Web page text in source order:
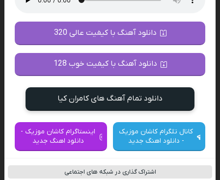
دانلود آهنگ با کیفیت عالی 320
دانلود آهنگ با کیفیت خوب 128
دانلود تمام آهنگ های کامران کیا
کانال تلگرام کاشان موزیک
- دانلود اهنگ جدید
اینستاگرام کاشان موزیک -
دانلود اهنگ جدید
اشتراک گذاری در شبکه های اجتماعی